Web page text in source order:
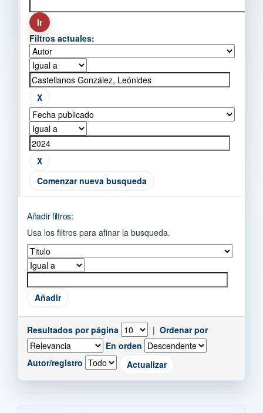
Filtros actuales:
Comenzar nueva busqueda
Añadir filtros:
Usa los filtros para afinar la busqueda.
Resultados por página | Ordenar por
En orden
Autor/registro